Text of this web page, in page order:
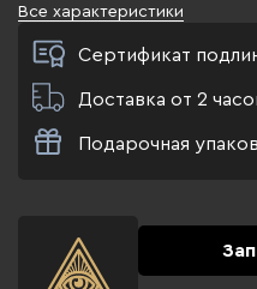
Все характеристики
Сертификат
Доставка от 2
Подарочная